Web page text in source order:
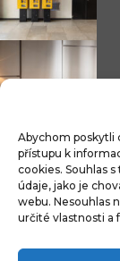
Abychom poskytli
přístupu k
cookies. Souhlas
údaje, jako je
webu. Nesouhlas
určité vlastnosti a